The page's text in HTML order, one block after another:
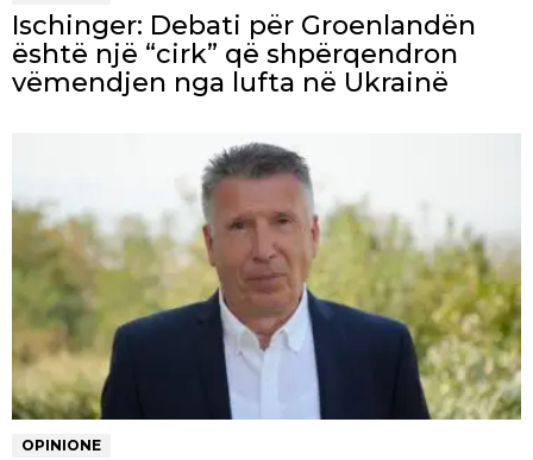
Ischinger: Debati për Groenlandën
është një “cirk” që shpërqendron
vëmendjen nga lufta në Ukrainë
OPINIONE